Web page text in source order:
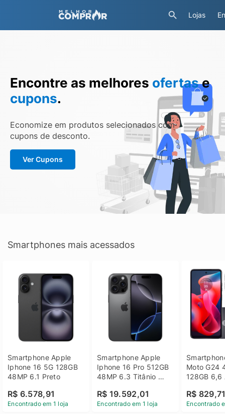
Lojas
Encontre as melhores ofertase
cupons.
Economize em produtos selecionados com
cupons de desconto.
Ver Cupons
Smartphones mais acessados
Smartphone Apple
Iphone 16 5G 128GB
48MP 6.1 Preto
R$ 6.578,91
Encontrado em 1 loja
Smartphone Apple
Iphone 16 Pro 512GB
48MP 6.3 Titânio
R$ 19.592,01
Encontrado em 1 loja
Moto G24
128GB 6,6
R$
Encontrado